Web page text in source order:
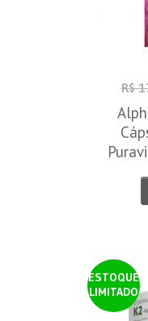
R$
ESTOQUE
LIMITADO